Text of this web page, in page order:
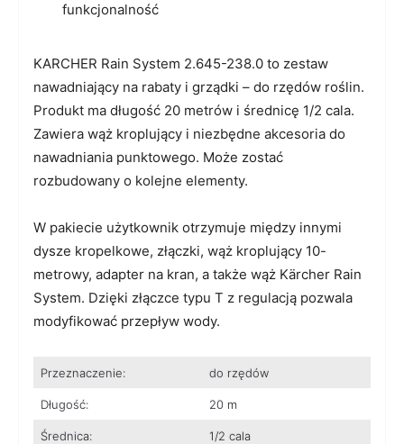
KARCHER Rain System 2.645-238.0 to zestaw
nawadniający na rabaty i grządki – do rzędów roślin.
Produkt ma długość 20 metrów i średnicę 1/2 cala.
Zawiera wąż kroplujący i niezbędne akcesoria do
nawadniania punktowego. Może zostać
rozbudowany o kolejne elementy.
W pakiecie użytkownik otrzymuje między innymi
dysze kropelkowe, złączki, wąż kroplujący 10-
metrowy, adapter na kran, a także wąż Kärcher Rain
System. Dzięki złączce typu T z regulacją pozwala
modyfikować przepływ wody.
Przeznaczenie: do rzędów
Długość: 20 m
Średnica: 1/2 cala
funkcjonalność